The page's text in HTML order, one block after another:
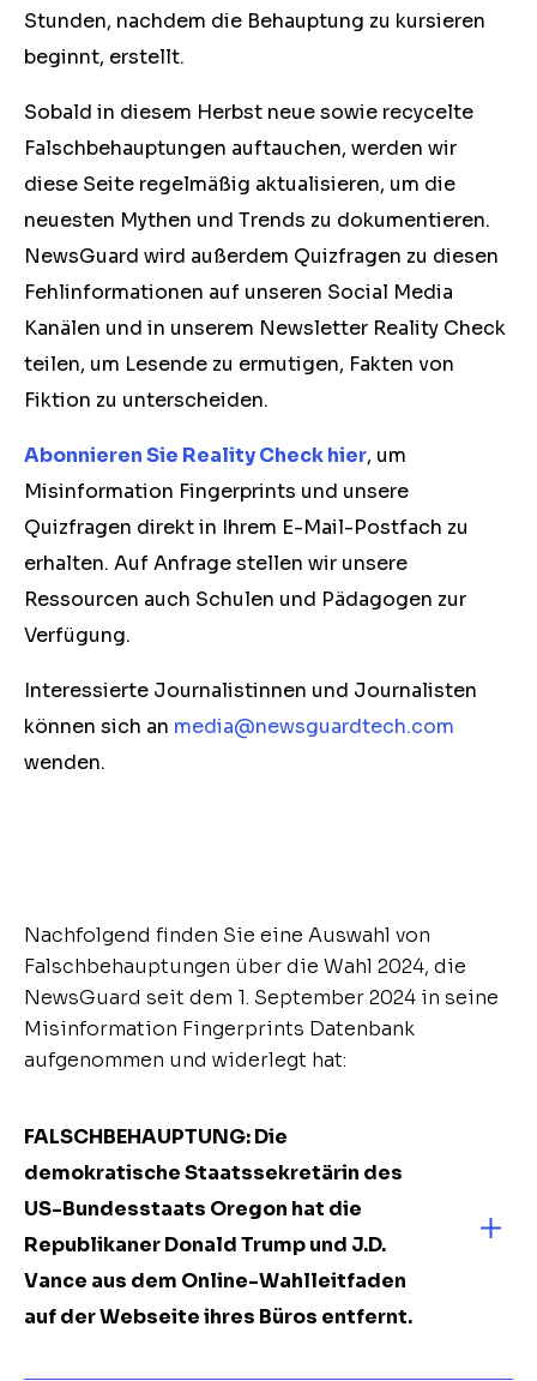
Stunden, nachdem die Behauptung zu kursieren
beginnt, erstellt.
Sobald in diesem Herbst neue sowie recycelte
Falschbehauptungen auftauchen, werden wir
diese Seite regelmäßig aktualisieren, um die
neuesten Mythen und Trends zu dokumentieren.
NewsGuard wird außerdem Quizfragen zu diesen
Fehlinformationen auf unseren Social Media
Kanälen und in unserem Newsletter Reality Check
teilen, um Lesende zu ermutigen, Fakten von
Fiktion zu unterscheiden.
Abonnieren Sie Reality Check hier, um
Misinformation Fingerprints und unsere
Quizfragen direkt in Ihrem E-Mail-Postfach zu
erhalten. Auf Anfrage stellen wir unsere
Ressourcen auch Schulen und Pädagogen zur
Verfügung.
Interessierte Journalistinnen und Journalisten
können sich an media@newsguardtech.com
wenden.
Nachfolgend finden Sie eine Auswahl von
Falschbehauptungen über die Wahl 2024, die
NewsGuard seit dem 1. September 2024 in seine
Misinformation Fingerprints Datenbank
aufgenommen und widerlegt hat:
FALSCHBEHAUPTUNG: Die
demokratische Staatssekretärin des
US-Bundesstaats Oregon hat die
Republikaner Donald Trump und J.D.
Vance aus dem Online-Wahlleitfaden
auf der Webseite ihres Büros entfernt.